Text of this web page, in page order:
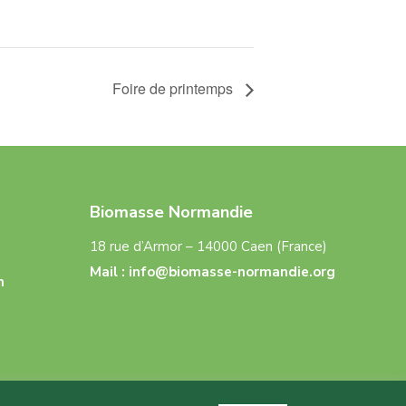
Foire de printemps
Biomasse Normandie
18 rue d’Armor – 14000 Caen (France)
Mail : info@biomasse-normandie.org